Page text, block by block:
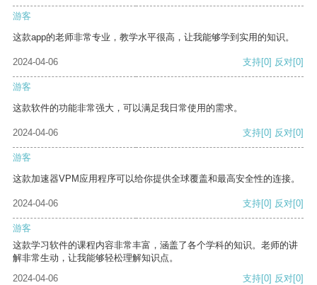
游客
这款app的老师非常专业，教学水平很高，让我能够学到实用的知识。
2024-04-06 支持[0] 反对[0]
游客
这款软件的功能非常强大，可以满足我日常使用的需求。
2024-04-06 支持[0] 反对[0]
游客
这款加速器VPM应用程序可以给你提供全球覆盖和最高安全性的连接。
2024-04-06 支持[0] 反对[0]
游客
这款学习软件的课程内容非常丰富，涵盖了各个学科的知识。老师的讲
解非常生动，让我能够轻松理解知识点。
2024-04-06
支持[0] 反对[0]